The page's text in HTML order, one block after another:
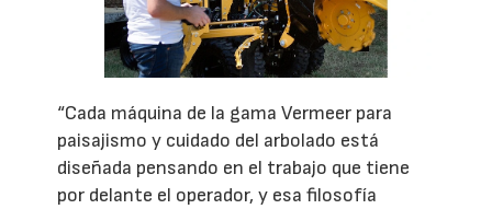
“Cada máquina de la gama Vermeer para
paisajismo y cuidado del arbolado está
diseñada pensando en el trabajo que tiene
por delante el operador, y esa filosofía